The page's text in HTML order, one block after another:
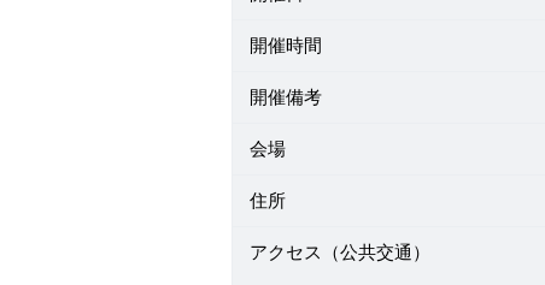
開催時間
開催備考
会場
住所
アクセス（公共交通）